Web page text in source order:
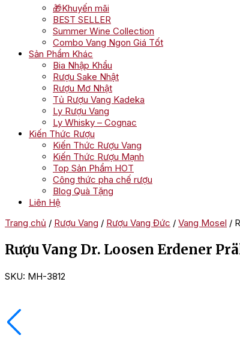
🎁Khuyến mãi
BEST SELLER
Summer Wine Collection
Combo Vang Ngon Giá Tốt
Sản Phẩm Khác
Bia Nhập Khẩu
Rượu Sake Nhật
Rượu Mơ Nhật
Tủ Rượu Vang Kadeka
Ly Rượu Vang
Ly Whisky – Cognac
Kiến Thức Rượu
Kiến Thức Rượu Vang
Kiến Thức Rượu Mạnh
Top Sản Phẩm HOT
Công thức pha chế rượu
Blog Quà Tặng
Liên Hệ
Trang chủ / Rượu Vang / Rượu Vang Đức / Vang Mosel /
Rượu Vang Dr. Loosen Erdener
SKU: MH-3812